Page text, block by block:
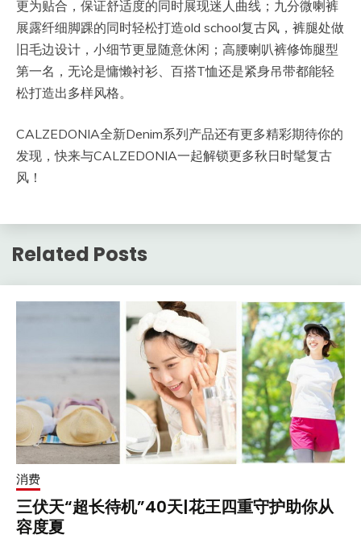
更为贴合，保证舒适度的同时展现迷人曲线；九分微喇裤
展露纤细脚踝的同时轻松打造old school复古风，裤腿处做
旧毛边设计，小细节更显随意休闲；高腰喇叭裤修饰腿型
第一名，无论是慵懒衬衫、百搭T恤还是紧身吊带都能轻
松打造出多样风格。
CALZEDONIA全新Denim系列产品还有更多精彩期待你的
发现，快来与CALZEDONIA一起解锁更多秋日时髦复古
风！
Related Posts
消费
三伏天“超长待机”40天|花王四重守护助你从
容度夏